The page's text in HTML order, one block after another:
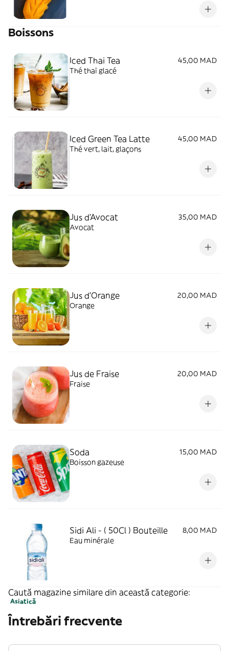
Boissons
Iced Thai Tea
45,00 MAD
Thé thaï glacé
Iced Green Tea Latte
45,00 MAD
Thé vert, lait, glaçons
Jus d'Avocat
35,00 MAD
Avocat
Jus d'Orange
20,00 MAD
Orange
Jus de Fraise
20,00 MAD
Fraise
Soda
15,00 MAD
Boisson gazeuse
Sidi Ali - ( 50Cl ) Bouteille
8,00 MAD
Eau minérale
Caută magazine similare din această categorie:
Asiatică
Întrebări frecvente